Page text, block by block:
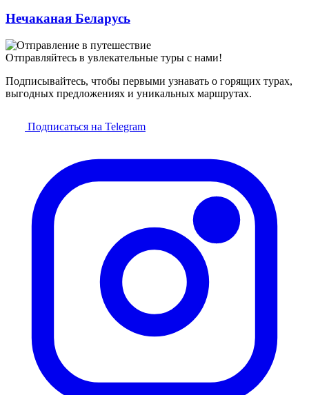
Нечаканая Беларусь
Отправляйтесь в увлекательные туры с нами!
Подписывайтесь, чтобы первыми узнавать о горящих турах,
выгодных предложениях и уникальных маршрутах.
Подписаться на Telegram